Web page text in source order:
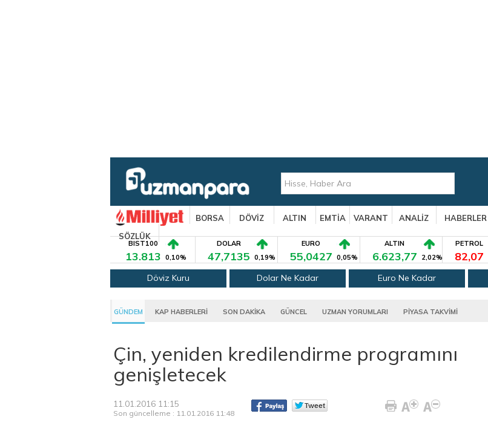
BORSA DÖVİZ ALTIN EMTİA VARANT ANALİZ HABERLER
SÖZLÜK
BIST100
13.813 0,10%
DOLAR
47,7135 0,19%
EURO
55,0427 0,05%
ALTIN
6.623,77 2,02%
PETROL
82,07
Döviz Kuru Dolar Ne Kadar Euro Ne Kadar
GÜNDEM KAP HABERLERİ SON DAKİKA GÜNCEL UZMAN YORUMLARI PİYASA TAKVİMİ
Çin, yeniden kredilendirme programını
genişletecek
11.01.2016 11:15
Son güncelleme : 11.01.2016 11:48